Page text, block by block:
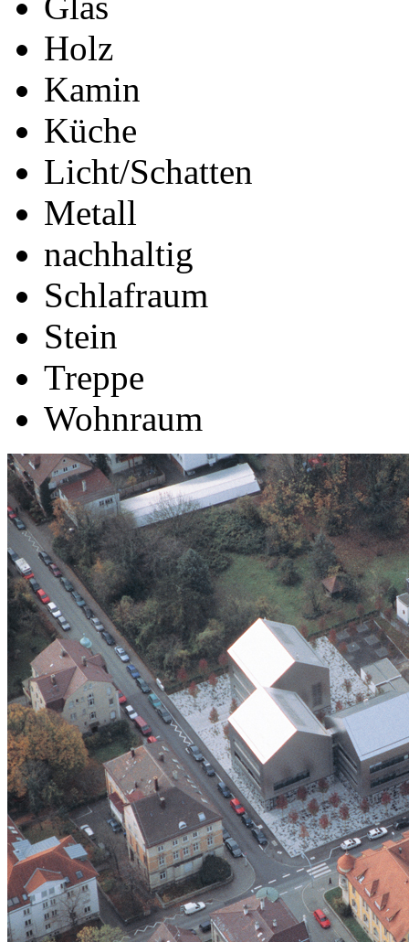
Holz
Kamin
Küche
Licht/Schatten
Metall
nachhaltig
Schlafraum
Stein
Treppe
Wohnraum